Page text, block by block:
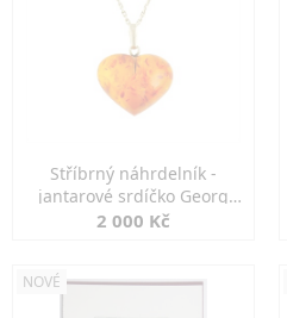
Stříbrný náhrdelník -
jantarové srdíčko Georg
Kramer
2 000 Kč
NOVÉ